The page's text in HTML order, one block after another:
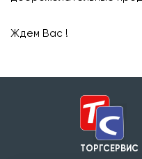
Ждем Вас !
ТОРГСЕРВИС